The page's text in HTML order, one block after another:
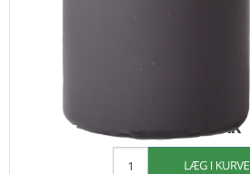
10,00 DKK